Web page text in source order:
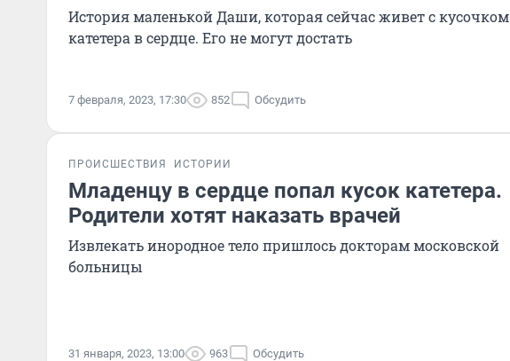
История маленькой Даши, которая сейчас живет с кусочком
катетера в сердце. Его не могут достать
7 февраля, 2023, 17:30 852 Обсудить
ПРОИСШЕСТВИЯ ИСТОРИИ
Младенцу в сердце попал кусок катетера.
Родители хотят наказать врачей
Извлекать инородное тело пришлось докторам московской
больницы
31 января, 2023, 13:00 963 Обсудить